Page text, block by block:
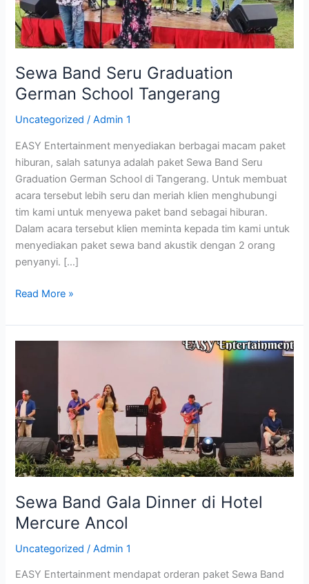
Sewa Band Seru Graduation
German School Tangerang
Uncategorized /Admin 1
EASY Entertainment menyediakan berbagai macam paket
hiburan, salah satunya adalah paket Sewa Band Seru
Graduation German School di Tangerang. Untuk membuat
acara tersebut lebih seru dan meriah klien menghubungi
tim kami untuk menyewa paket band sebagai hiburan.
Dalam acara tersebut klien meminta kepada tim kami untuk
menyediakan paket sewa band akustik dengan 2 orang
penyanyi. […]
Tangerang
Read More »
Sewa Band Gala Dinner di Hotel
Mercure Ancol
Uncategorized /Admin 1
EASY Entertainment mendapat orderan paket Sewa Band
Dinner
di
Hotel
Mercure
Ancol